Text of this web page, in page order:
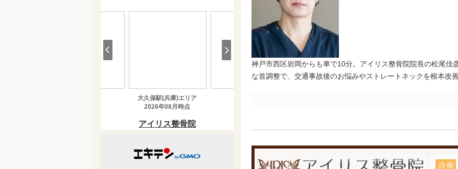
神戸市西区岩岡からも車で10分。アイリス整骨院院長の松尾佳
な首調整で、交通事故後のお悩みやストレートネックを根本改